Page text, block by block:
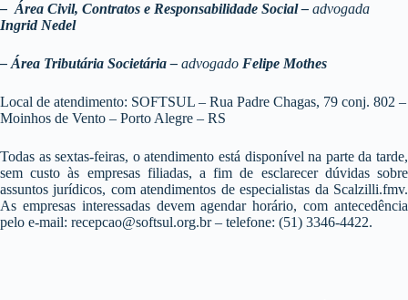
– Área Civil, Contratos e Responsabilidade Social – advogada
Ingrid Nedel
– Área Tributária Societária – advogado Felipe Mothes
Local de atendimento: SOFTSUL – Rua Padre Chagas, 79 conj. 802 –
Moinhos de Vento – Porto Alegre – RS
Todas as sextas-feiras, o atendimento está disponível na parte da tarde,
sem custo às empresas filiadas, a fim de esclarecer dúvidas sobre
assuntos jurídicos, com atendimentos de especialistas da Scalzilli.fmv.
As empresas interessadas devem agendar horário, com antecedência
pelo e-mail: recepcao@softsul.org.br – telefone: (51) 3346-4422.